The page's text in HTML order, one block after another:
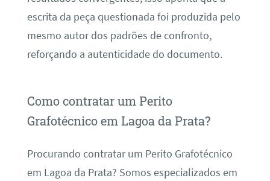
escrita da peça questionada foi produzida pelo
mesmo autor dos padrões de confronto,
reforçando a autenticidade do documento.
Como contratar um Perito
Grafotécnico em Lagoa da Prata?
Procurando contratar um Perito Grafotécnico
em Lagoa da Prata? Somos especializados em